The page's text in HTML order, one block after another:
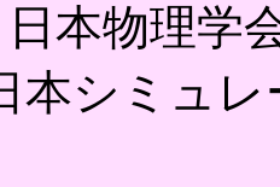
本物理学
本シミュ